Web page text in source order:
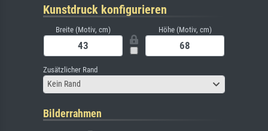
Kunstdruck konfigurieren
Breite (Motiv, cm) Höhe (Motiv, cm)
Zusätzlicher Rand
Kein Rand
Bilderrahmen